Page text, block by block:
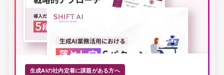
生成AIの社内定着に課題がある方へ